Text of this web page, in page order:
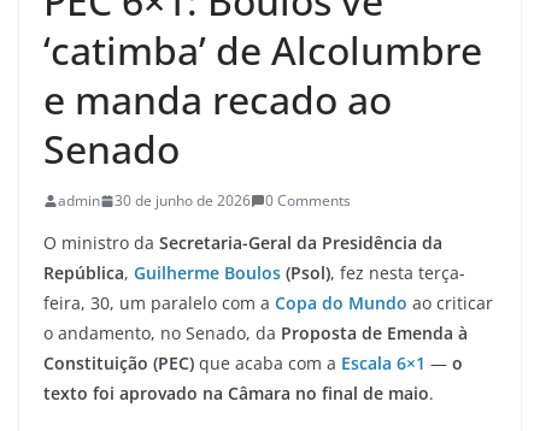
‘catimba’ de Alcolumbre
e manda recado ao
Senado
admin 30 de junho de 2026 0 Comments
O ministro da Secretaria-Geral da Presidência da
República, Guilherme Boulos (Psol), fez nesta terça-
feira, 30, um paralelo com a Copa do Mundo ao criticar
o andamento, no Senado, da Proposta de Emenda à
Constituição (PEC) que acaba com a Escala 6×1 — o
texto foi aprovado na Câmara no final de maio.